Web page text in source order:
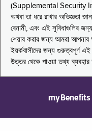
(Supplemental Security
অথবা তা ধরে রাখার অভিজ্ঞতা
বেনামী, এবং এই সুবিধাগুলির
শেয়ার করার জন্য আমরা
ইয়র্কবাসীদের জন্য গুরুত্বপূর্ণ
উত্তর থেকে পাওয়া তথ্য ব্যবহার
myBenefits